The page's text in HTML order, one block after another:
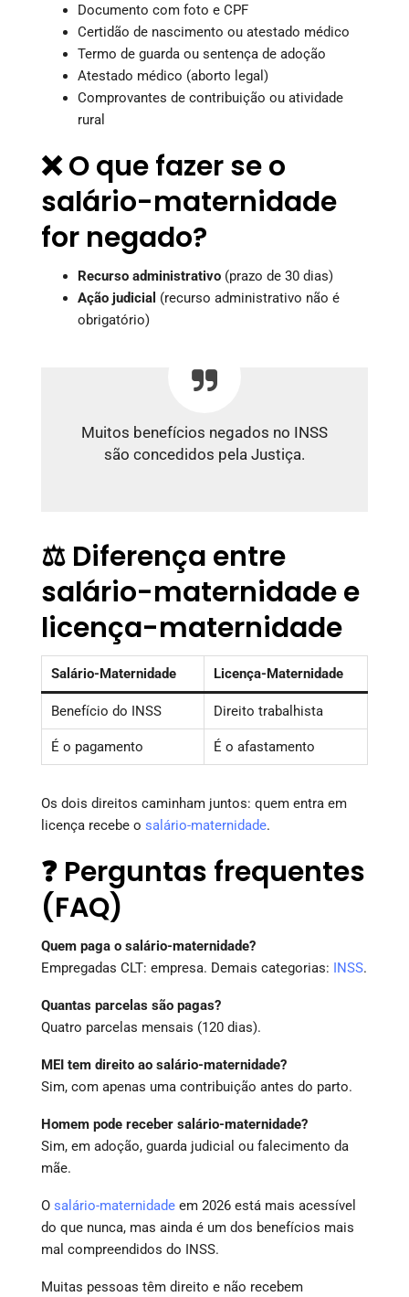
Documento com foto e CPF
Certidão de nascimento ou atestado médico
Termo de guarda ou sentença de adoção
Atestado médico (aborto legal)
Comprovantes de contribuição ou atividade
rural
❌ O que fazer se o
salário-maternidade
for negado?
Recurso administrativo (prazo de 30 dias)
Ação judicial (recurso administrativo não é
obrigatório)
Muitos benefícios negados no INSS
são concedidos pela Justiça.
⚖️ Diferença entre
salário-maternidade e
licença-maternidade
Salário-Maternidade Licença-Maternidade
Benefício do INSS Direito trabalhista
É o pagamento É o afastamento
Os dois direitos caminham juntos: quem entra em
licença recebe o salário-maternidade.
❓ Perguntas frequentes
(FAQ)
Quem paga o salário-maternidade?
Empregadas CLT: empresa. Demais categorias: INSS.
Quantas parcelas são pagas?
Quatro parcelas mensais (120 dias).
MEI tem direito ao salário-maternidade?
Sim, com apenas uma contribuição antes do parto.
Homem pode receber salário-maternidade?
Sim, em adoção, guarda judicial ou falecimento da
mãe.
O salário-maternidade em 2026 está mais acessível
do que nunca, mas ainda é um dos benefícios mais
mal compreendidos do INSS.
Muitas pessoas têm direito e não recebem